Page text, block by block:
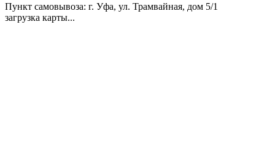
Пункт самовывоза: г. Уфа, ул. Трамвайная, дом 5/1
загрузка карты...